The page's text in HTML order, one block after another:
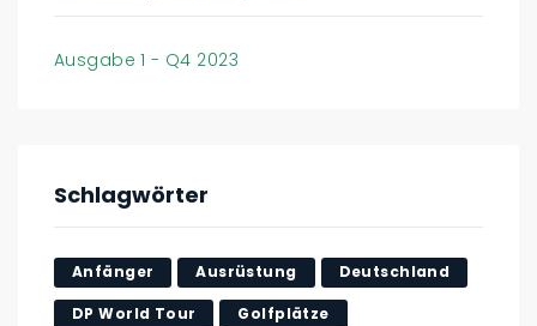
Ausgabe 1 - Q4 2023
Schlagwörter
Anfänger Ausrüstung Deutschland
DP World Tour Golfplätze